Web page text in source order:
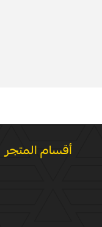
أقسام المتجر